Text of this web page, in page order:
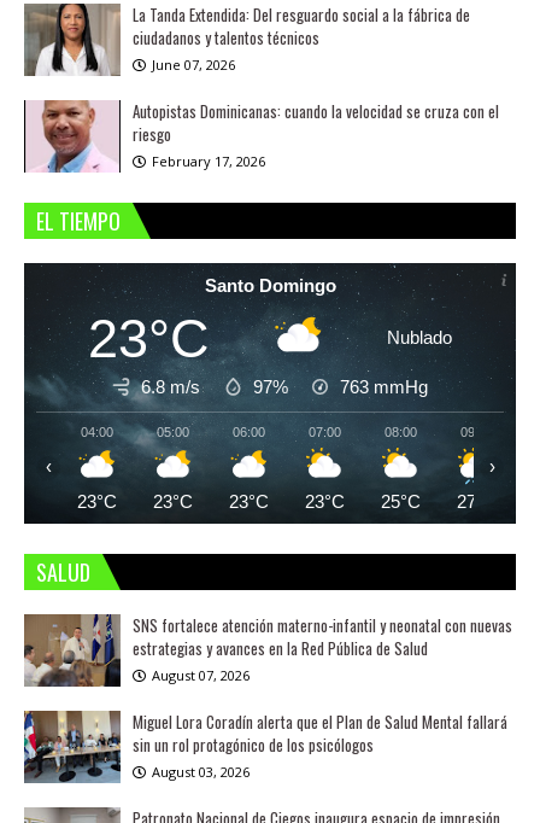
La Tanda Extendida: Del resguardo social a la fábrica de
ciudadanos y talentos técnicos
June 07, 2026
Autopistas Dominicanas: cuando la velocidad se cruza con el
riesgo
February 17, 2026
EL TIEMPO
Santo Domingo
23°C Nublado
6.8 m/s 97% 763 mmHg
04:00
23°C
05:00
23°C
06:00
23°C
07:00
23°C
08:00
25°C
09:00
27°C
‹ ›
SALUD
SNS fortalece atención materno-infantil y neonatal con nuevas
estrategias y avances en la Red Pública de Salud
August 07, 2026
Miguel Lora Coradín alerta que el Plan de Salud Mental fallará
sin un rol protagónico de los psicólogos
August 03, 2026
Patronato Nacional de Ciegos inaugura espacio de impresión